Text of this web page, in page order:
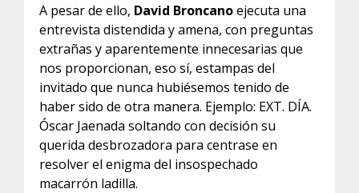
A pesar de ello, David Broncanoejecuta una
entrevista distendida y amena, con preguntas
extrañas y aparentemente innecesarias que
nos proporcionan, eso sí, estampas del
invitado que nunca hubiésemos tenido de
haber sido de otra manera. Ejemplo: EXT. DÍA.
Óscar Jaenada soltando con decisión su
querida desbrozadora para centrase en
resolver el enigma del insospechado
macarrón ladilla.